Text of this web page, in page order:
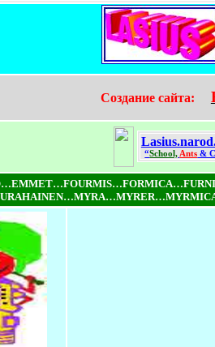
Создание сайта:
“School, Ants &